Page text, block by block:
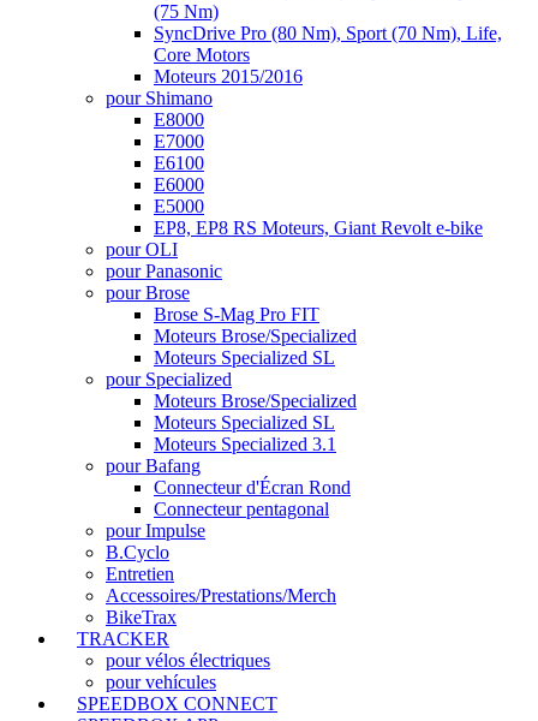
(75 Nm)
SyncDrive Pro (80 Nm), Sport (70 Nm), Life,
Core Motors
Moteurs 2015/2016
pour Shimano
E8000
E7000
E6100
E6000
E5000
EP8, EP8 RS Moteurs, Giant Revolt e-bike
pour OLI
pour Panasonic
pour Brose
Brose S-Mag Pro FIT
Moteurs Brose/Specialized
Moteurs Specialized SL
pour Specialized
Moteurs Brose/Specialized
Moteurs Specialized SL
Moteurs Specialized 3.1
pour Bafang
Connecteur d'Écran Rond
Connecteur pentagonal
pour Impulse
B.Cyclo
Entretien
Accessoires/Prestations/Merch
BikeTrax
TRACKER
pour vélos électriques
pour vehícules
SPEEDBOX CONNECT